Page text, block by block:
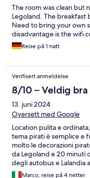
The room was clean but
Legoland. The breakfast
Need to bring your own
disadvantage is the wifi
Reise på 1 natt
Verifisert anmeldelse
8/10 – Veldig bra
13. juni 2024
Oversett med Google
Location pulita e
tema pirati è semplice e
molto le decorazioni
da Legoland e 20 minuti
degli autobus e Lalandia
pagare la biancheria
Marco, reise på 4 netter